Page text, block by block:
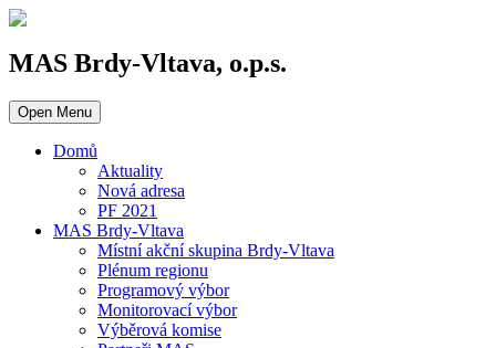
MAS Brdy-Vltava, o.p.s.
Open Menu
Domů
Aktuality
Nová adresa
PF 2021
MAS Brdy-Vltava
Místní akční skupina Brdy-Vltava
Plénum regionu
Programový výbor
Monitorovací výbor
Výběrová komise